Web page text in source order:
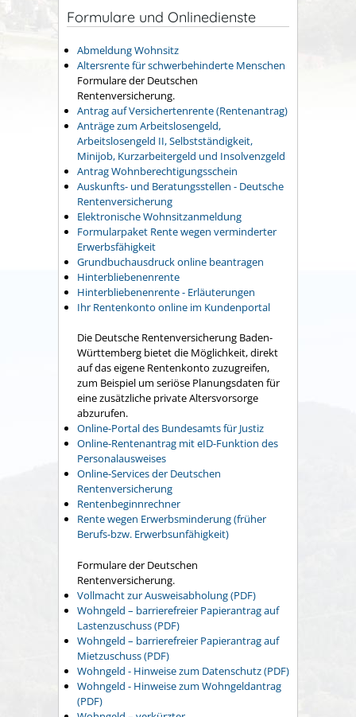
Formulare und Onlinedienste
Abmeldung Wohnsitz
Altersrente für schwerbehinderte Menschen
Formulare der Deutschen
Rentenversicherung.
Antrag auf Versichertenrente (Rentenantrag)
Anträge zum Arbeitslosengeld,
Arbeitslosengeld II, Selbstständigkeit,
Minijob, Kurzarbeitergeld und Insolvenzgeld
Antrag Wohnberechtigungsschein
Auskunfts- und Beratungsstellen - Deutsche
Rentenversicherung
Elektronische Wohnsitzanmeldung
Formularpaket Rente wegen verminderter
Erwerbsfähigkeit
Grundbuchausdruck online beantragen
Hinterbliebenenrente
Hinterbliebenenrente - Erläuterungen
Ihr Rentenkonto online im Kundenportal
Die Deutsche Rentenversicherung Baden-
Württemberg bietet die Möglichkeit, direkt
auf das eigene Rentenkonto zuzugreifen,
zum Beispiel um seriöse Planungsdaten für
eine zusätzliche private Altersvorsorge
abzurufen.
Online-Portal des Bundesamts für Justiz
Online-Rentenantrag mit eID-Funktion des
Personalausweises
Online-Services der Deutschen
Rentenversicherung
Rentenbeginnrechner
Rente wegen Erwerbsminderung (früher
Berufs-bzw. Erwerbsunfähigkeit)
Formulare der Deutschen
Rentenversicherung.
Vollmacht zur Ausweisabholung (PDF)
Wohngeld – barrierefreier Papierantrag auf
Lastenzuschuss (PDF)
Wohngeld – barrierefreier Papierantrag auf
Mietzuschuss (PDF)
Wohngeld - Hinweise zum Datenschutz (PDF)
Wohngeld - Hinweise zum Wohngeldantrag
(PDF)